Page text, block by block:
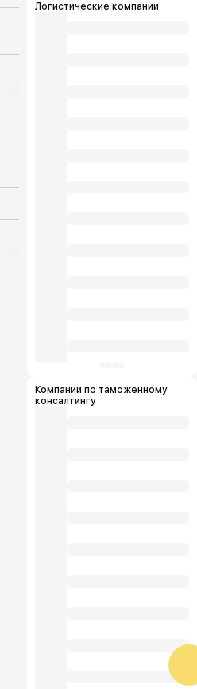
Логистические компании
Компании по таможенному
консалтингу